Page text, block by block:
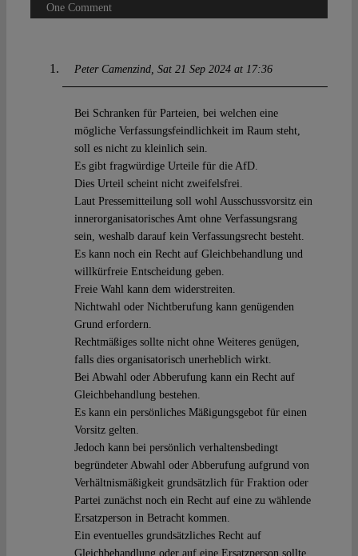
One Comment
Peter Camenzind Sat 21 Sep 2024 at 17:36
Bei Schranken für Parteien, bei welchen eine
mögliche Verfassungsfeindlichkeit im Raum steht,
soll es nicht zu kleinlich sein.
Es gibt fragwürdige Urteile für die AfD.
Dies Urteil scheint nicht zweifelsfrei.
Laut Pressemitteilung soll wohl Ausschussvorsitz ein
innerorganisatorisches Amt ohne Verfassungsrang
sein, weshalb darauf kein Verfassungsrecht besteht.
Es kann noch ein Recht auf Gleichbehandlung und
willkürfreie Entscheidung geben.
Freie Wahl kann dem widerstreiten.
Nichtwahl oder Nichtberufung kann genügenden
Grund erfordern.
Rechtmäßiges sollte nicht ohne Weiteres genügen,
falls dies organisatorisch unerheblich wirkt.
Bei Abwahl oder Abberufung kann ein Recht auf
Gleichbehandlung bestehen.
Es kann ein persönliches Mäßigungsgebot für einen
Vorsitz gelten.
Jedoch kann bei persönlich verhaltensbedingt
begründeter Abwahl oder Abberufung aufgrund von
Verhältnismäßigkeit grundsätzlich für Fraktion oder
Partei zunächst noch ein Recht auf eine zu wählende
Ersatzperson in Betracht kommen.
Ein eventuelles grundsätzliches Recht auf
Gleichbehandlung oder auf eine Ersatzperson sollte